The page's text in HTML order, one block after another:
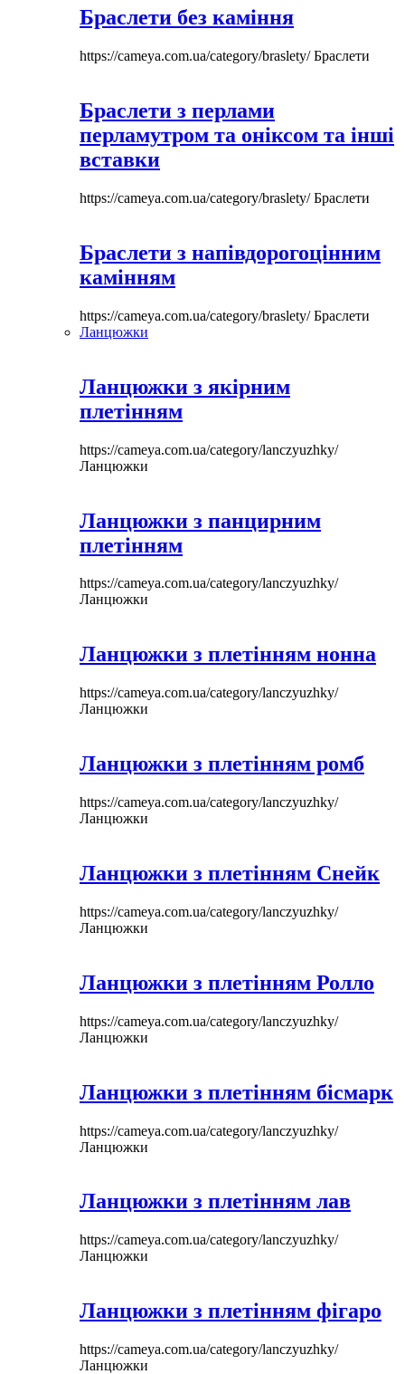
Браслети без каміння
https://cameya.com.ua/category/braslety/Браслети
Браслети з перлами
перламутром та оніксом та інші
вставки
https://cameya.com.ua/category/braslety/Браслети
Браслети з напівдорогоцінним
камінням
https://cameya.com.ua/category/braslety/Браслети
Ланцюжки
Ланцюжки з якірним
плетінням
https://cameya.com.ua/category/lanczyuzhky/
Ланцюжки
Ланцюжки з панцирним
плетінням
https://cameya.com.ua/category/lanczyuzhky/
Ланцюжки
Ланцюжки з плетінням нонна
https://cameya.com.ua/category/lanczyuzhky/
Ланцюжки
Ланцюжки з плетінням ромб
https://cameya.com.ua/category/lanczyuzhky/
Ланцюжки
Ланцюжки з плетінням Снейк
https://cameya.com.ua/category/lanczyuzhky/
Ланцюжки
Ланцюжки з плетінням Ролло
https://cameya.com.ua/category/lanczyuzhky/
Ланцюжки
Ланцюжки з плетінням бісмарк
https://cameya.com.ua/category/lanczyuzhky/
Ланцюжки
Ланцюжки з плетінням лав
https://cameya.com.ua/category/lanczyuzhky/
Ланцюжки
Ланцюжки з плетінням фігаро
https://cameya.com.ua/category/lanczyuzhky/
Ланцюжки